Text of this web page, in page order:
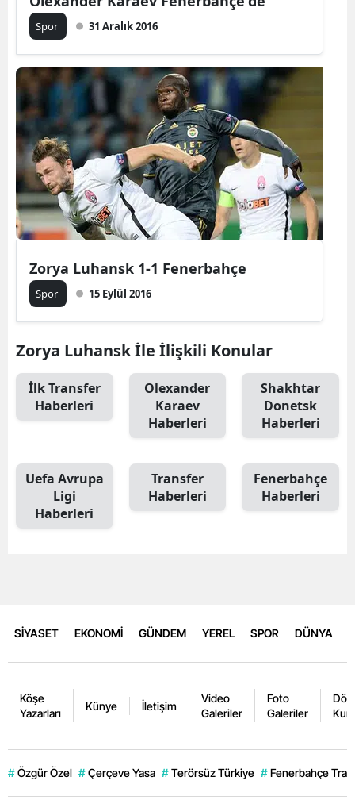
Spor 31 Aralık 2016
Zorya Luhansk 1-1 Fenerbahçe
Spor 15 Eylül 2016
Zorya Luhansk İle İlişkili Konular
İlk Transfer
Haberleri
Olexander
Karaev
Haberleri
Shakhtar
Donetsk
Haberleri
Uefa Avrupa
Ligi
Haberleri
Transfer
Haberleri
Fenerbahçe
Haberleri
SİYASET EKONOMİ GÜNDEM YEREL SPOR DÜNYA
Köşe
Yazarları
Künye İletişim
Video
Galeriler
Foto
Galeriler
# Özgür Özel # Çerçeve Yasa # Terörsüz Türkiye # Fenerbahçe